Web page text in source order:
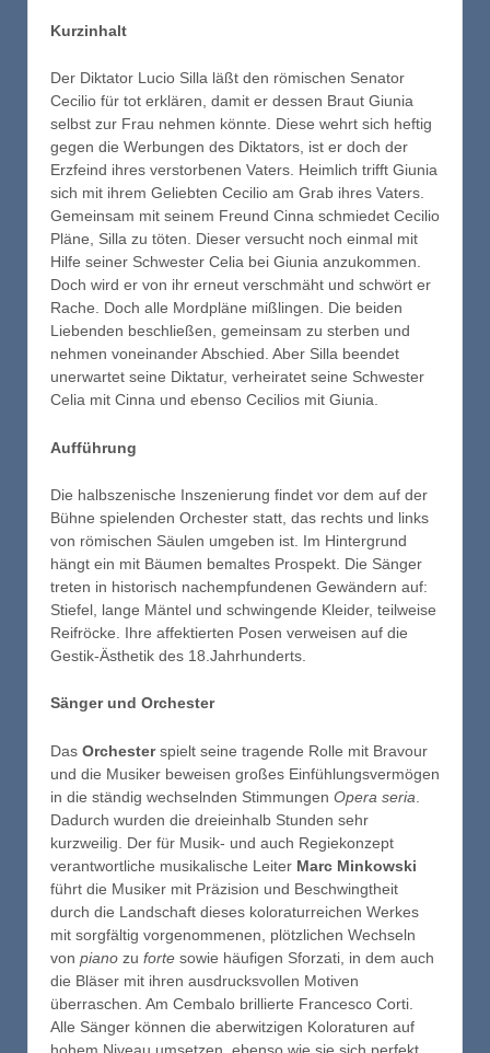
Kurzinhalt
Der Diktator Lucio Silla läßt den römischen Senator
Cecilio für tot erklären, damit er dessen Braut Giunia
selbst zur Frau nehmen könnte. Diese wehrt sich heftig
gegen die Werbungen des Diktators, ist er doch der
Erzfeind ihres verstorbenen Vaters. Heimlich trifft Giunia
sich mit ihrem Geliebten Cecilio am Grab ihres Vaters.
Gemeinsam mit seinem Freund Cinna schmiedet Cecilio
Pläne, Silla zu töten. Dieser versucht noch einmal mit
Hilfe seiner Schwester Celia bei Giunia anzukommen.
Doch wird er von ihr erneut verschmäht und schwört er
Rache. Doch alle Mordpläne mißlingen. Die beiden
Liebenden beschließen, gemeinsam zu sterben und
nehmen voneinander Abschied. Aber Silla beendet
unerwartet seine Diktatur, verheiratet seine Schwester
Celia mit Cinna und ebenso Cecilios mit Giunia.
Aufführung
Die halbszenische Inszenierung findet vor dem auf der
Bühne spielenden Orchester statt, das rechts und links
von römischen Säulen umgeben ist. Im Hintergrund
hängt ein mit Bäumen bemaltes Prospekt. Die Sänger
treten in historisch nachempfundenen Gewändern auf:
Stiefel, lange Mäntel und schwingende Kleider, teilweise
Reifröcke. Ihre affektierten Posen verweisen auf die
Gestik-Ästhetik des 18.Jahrhunderts.
Sänger und Orchester
Das Orchesterspielt seine tragende Rolle mit Bravour
und die Musiker beweisen großes Einfühlungsvermögen
in die ständig wechselnden Stimmungen Opera seria
Dadurch wurden die dreieinhalb Stunden sehr
kurzweilig. Der für Musik- und auch Regiekonzept
verantwortliche musikalische Leiter Marc Minkowski
führt die Musiker mit Präzision und Beschwingtheit
durch die Landschaft dieses koloraturreichen Werkes
mit sorgfältig vorgenommenen, plötzlichen Wechseln
von piano zu forte sowie häufigen Sforzati, in dem auch
die Bläser mit ihren ausdrucksvollen Motiven
überraschen. Am Cembalo brillierte Francesco Corti.
Alle Sänger können die aberwitzigen Koloraturen auf
hohem Niveau umsetzen, ebenso wie sie sich perfekt